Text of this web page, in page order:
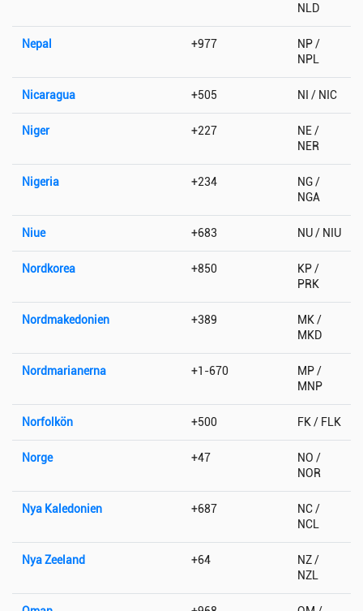
NLD
Nepal +977
NP /
NPL
Nicaragua +505 NI / NIC
Niger +227
NE /
NER
Nigeria +234
NG /
NGA
Niue +683 NU / NIU
Nordkorea +850
KP /
PRK
Nordmakedonien +389
MK /
MKD
Nordmarianerna +1-670
MP /
MNP
Norfolkön +500 FK / FLK
Norge +47
NO /
NOR
Nya Kaledonien +687
NC /
NCL
Nya Zeeland +64
NZ /
NZL